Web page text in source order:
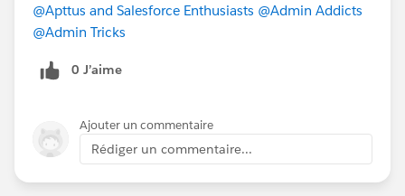
@Apttus and Salesforce Enthusiasts @Admin Addicts
@Admin Tricks
0 J’aime
Ajouter un commentaire
Rédiger un commentaire...